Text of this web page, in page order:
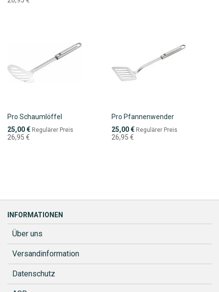
Pro Schaumlöffel
Sonderpreis
25,00 € Regulärer Preis
26,95 €
Pro Pfannenwender
Sonderpreis
25,00 € Regulärer Preis
26,95 €
INFORMATIONEN
Über uns
Versandinformation
Datenschutz